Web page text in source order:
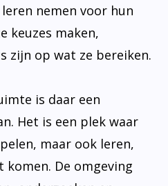
nemen voor hun
keuzes maken,
zijn op wat ze bereiken.
is daar een
Het is een plek waar
maar ook leren,
De omgeving